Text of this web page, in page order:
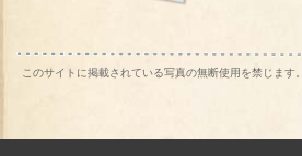
このサイトに掲載されている写真の無断使用を禁じます。